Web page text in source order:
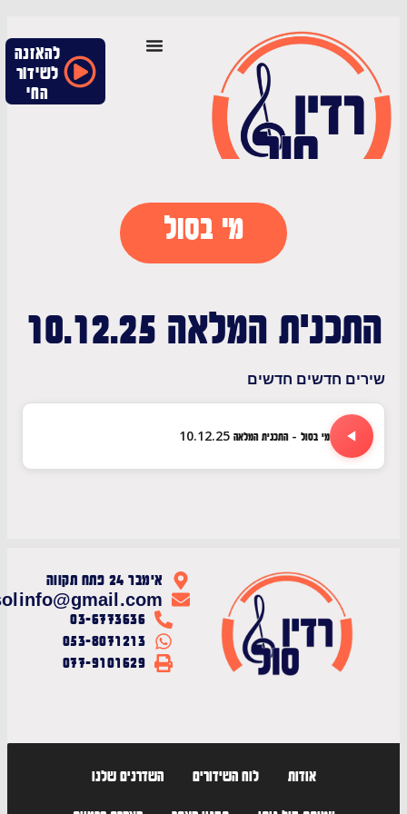
להאזנה
לשידור
החי
מי בסול
המלאה 10.12.25
חדשים חדשים
מי בסול - התכנית המלאה 10.12.25
אימבר 24 פתח תקווה
radiosolinfo@gmail.com
03-6773636
053-8071213
077-9101629
לוח השידורים השדרנים שלנו